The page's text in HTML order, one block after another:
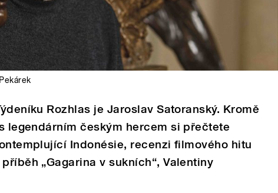
Rozhlas je Jaroslav Satoranský. Kromě
legendárním českým hercem si přečtete
Indonésie, recenzi filmového hitu
„Gagarina v sukních“, Valentiny